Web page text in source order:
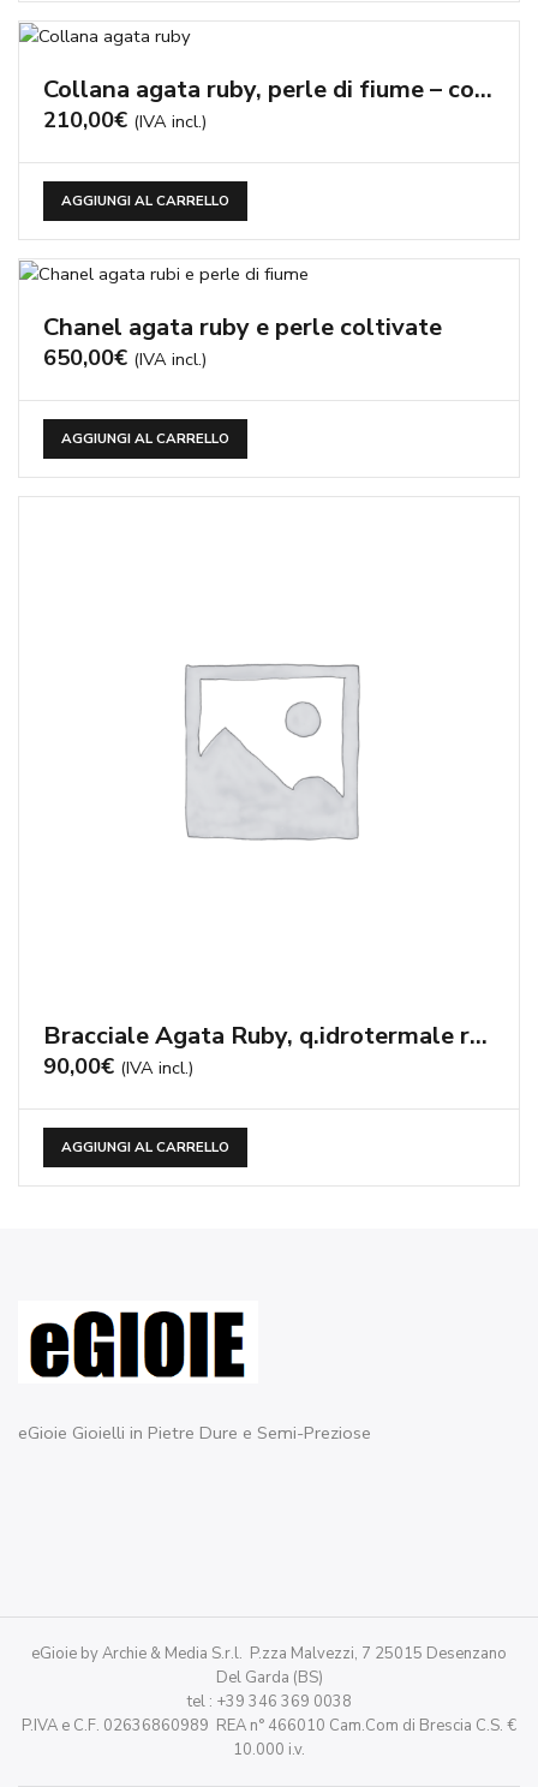
Collana agata ruby, perle di fiume – cod:CN3073
210,00€ (IVA incl.)
AGGIUNGI AL CARRELLO
Chanel agata ruby e perle coltivate
650,00€ (IVA incl.)
AGGIUNGI AL CARRELLO
Bracciale Agata Ruby, q.idrotermale rosa, perle coltivate
90,00€ (IVA incl.)
AGGIUNGI AL CARRELLO
eGioie Gioielli in Pietre Dure e Semi-Preziose
eGioie by Archie & Media S.r.l. P.zza Malvezzi, 7 25015 Desenzano
Del Garda (BS)
tel : +39 346 369 0038
P.IVA e C.F. 02636860989 REA n° 466010 Cam.Com di Brescia C.S. €
10.000 i.v.